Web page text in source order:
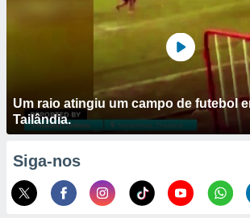
Um raio atingiu um campo de futebol
Tailândia.
Siga-nos